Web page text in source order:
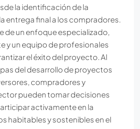
la identificación de la
entrega final a los compradores.
de un enfoque especializado,
y un equipo de profesionales
el éxito del proyecto. Al
del desarrollo de proyectos
compradores y
pueden tomar decisiones
activamente en la
habitables y sostenibles en el